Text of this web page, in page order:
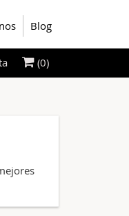
Blog
(0)